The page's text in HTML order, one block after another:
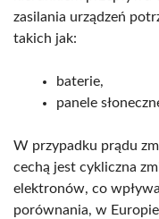
zasilania urządzeń
takich jak:
baterie,
panele
W przypadku prądu
cechą jest cykliczna
elektronów, co
porównania, w